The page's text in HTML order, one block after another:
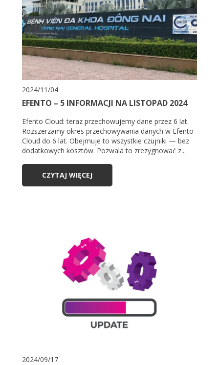
2024/11/04
EFENTO – 5 INFORMACJI NA LISTOPAD 2024
Efento Cloud: teraz przechowujemy dane przez 6 lat.
Rozszerzamy okres przechowywania danych w Efento
Cloud do 6 lat. Obejmuje to wszystkie czujniki — bez
dodatkowych kosztów. Pozwala to zrezygnować z...
CZYTAJ WIĘCEJ
2024/09/17